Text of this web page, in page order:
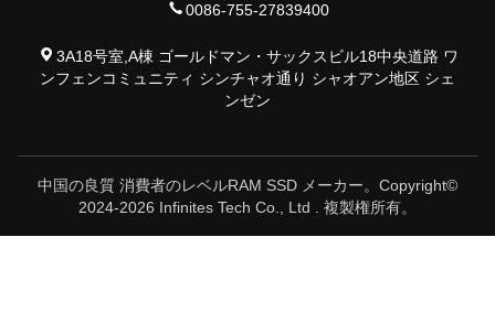
0086-755-27839400
3A18号室,A棟 ゴールドマン・サックスビル18中央道路 ワ
ンフェンコミュニティ シンチャオ通り シャオアン地区 シェ
ンゼン
中国の良質 消費者のレベルRAM SSD メーカー。Copyright©
2024-2026 Infinites Tech Co., Ltd . 複製権所有。